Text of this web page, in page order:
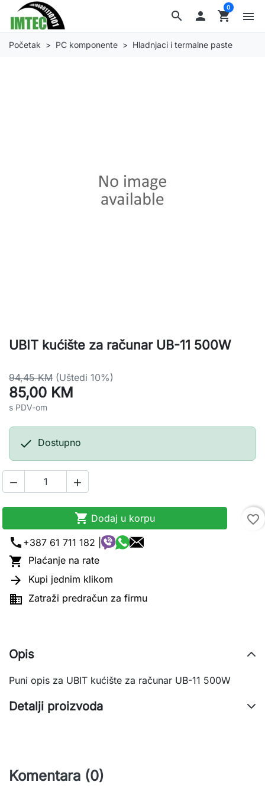
search  shopping_cart
0
menu
Početak PC komponente Hladnjaci i termalne paste
UBIT kućište za računar UB-11 500W
94,45 KM (Uštedi 10%)
85,00 KM
s PDV-om
 Dostupno
 
 Dodaj u korpu
favorite_border
call +387 61 711 182 |
 Plaćanje na rate
 Kupi jednim klikom
 Zatraži predračun za firmu
Opis
Puni opis za UBIT kućište za računar UB-11 500W
Detalji proizvoda
Komentara (0)